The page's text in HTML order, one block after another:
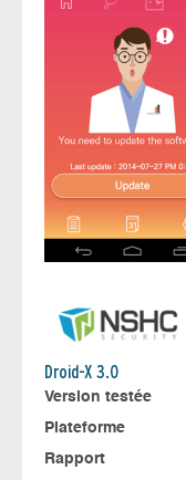
Droid-X 3.0
Version testée
Plateforme
Rapport